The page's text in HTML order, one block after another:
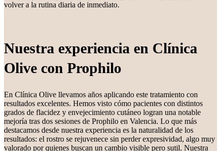
volver a la rutina diaria de inmediato.
Nuestra experiencia en Clínica
Olive con Prophilo
En Clínica Olive llevamos años aplicando este tratamiento con
resultados excelentes. Hemos visto cómo pacientes con distintos
grados de flacidez y envejecimiento cutáneo logran una notable
mejoría tras dos sesiones de Prophilo en Valencia. Lo que más
destacamos desde nuestra experiencia es la naturalidad de los
resultados: el rostro se rejuvenece sin perder expresividad, algo muy
valorado por quienes buscan un cambio visible pero sutil. Nuestra